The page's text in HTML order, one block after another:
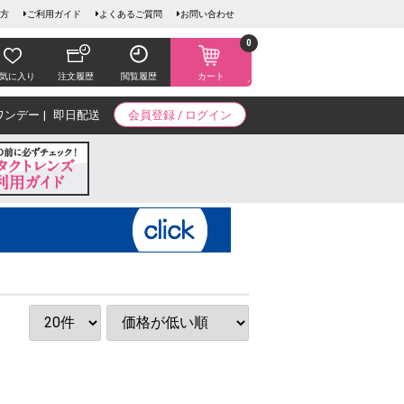
ご利用ガイド よくあるご質問 お問い合わせ
に入り 注文履歴 閲覧履歴 カート
0
会員登録 / ログイン
ンデー 即日配送